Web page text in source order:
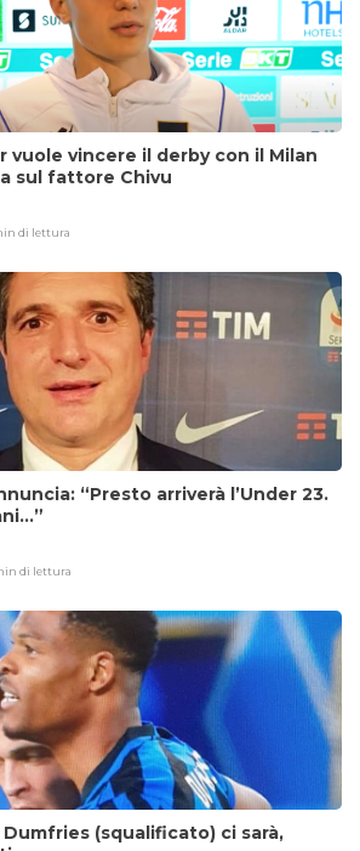
vuole vincere il derby con il Milan
sul fattore Chivu
di lettura
“Presto arriverà l’Under 23.
di lettura
(squalificato) ci sarà,